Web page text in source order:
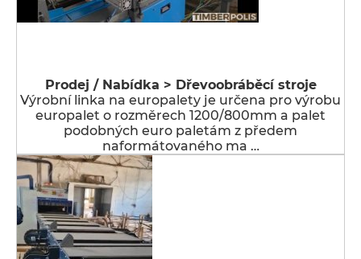
Prodej / Nabídka > Dřevoobráběcí stroje
Výrobní linka na europalety je určena pro výrobu
europalet o rozměrech 1200/800mm a palet
podobných euro paletám z předem
naformátovaného ma …